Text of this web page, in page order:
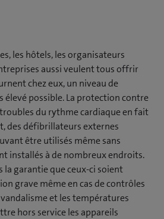
les hôtels, les organisateurs
aussi veulent tous offrir
chez eux, un niveau de
élevé possible. La protection contre
du rythme cardiaque en fait
des défibrillateurs externes
être utilisés même sans
installés à de nombreux endroits.
la garantie que ceux-ci soient
grave même en cas de contrôles
et les températures
hors service les appareils